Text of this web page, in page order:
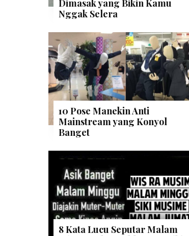
Dimasak yang Bikin Kamu
Nggak Selera
10 Pose Manekin Anti
Mainstream yang Konyol
Banget
8 Kata Lucu Seputar Malam